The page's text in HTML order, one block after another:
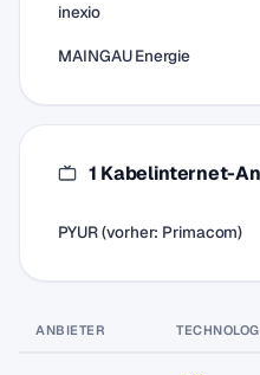
inexio
MAINGAU Energie
1 Kabelinternet-
PYUR (vorher: Primacom)
ANBIETER